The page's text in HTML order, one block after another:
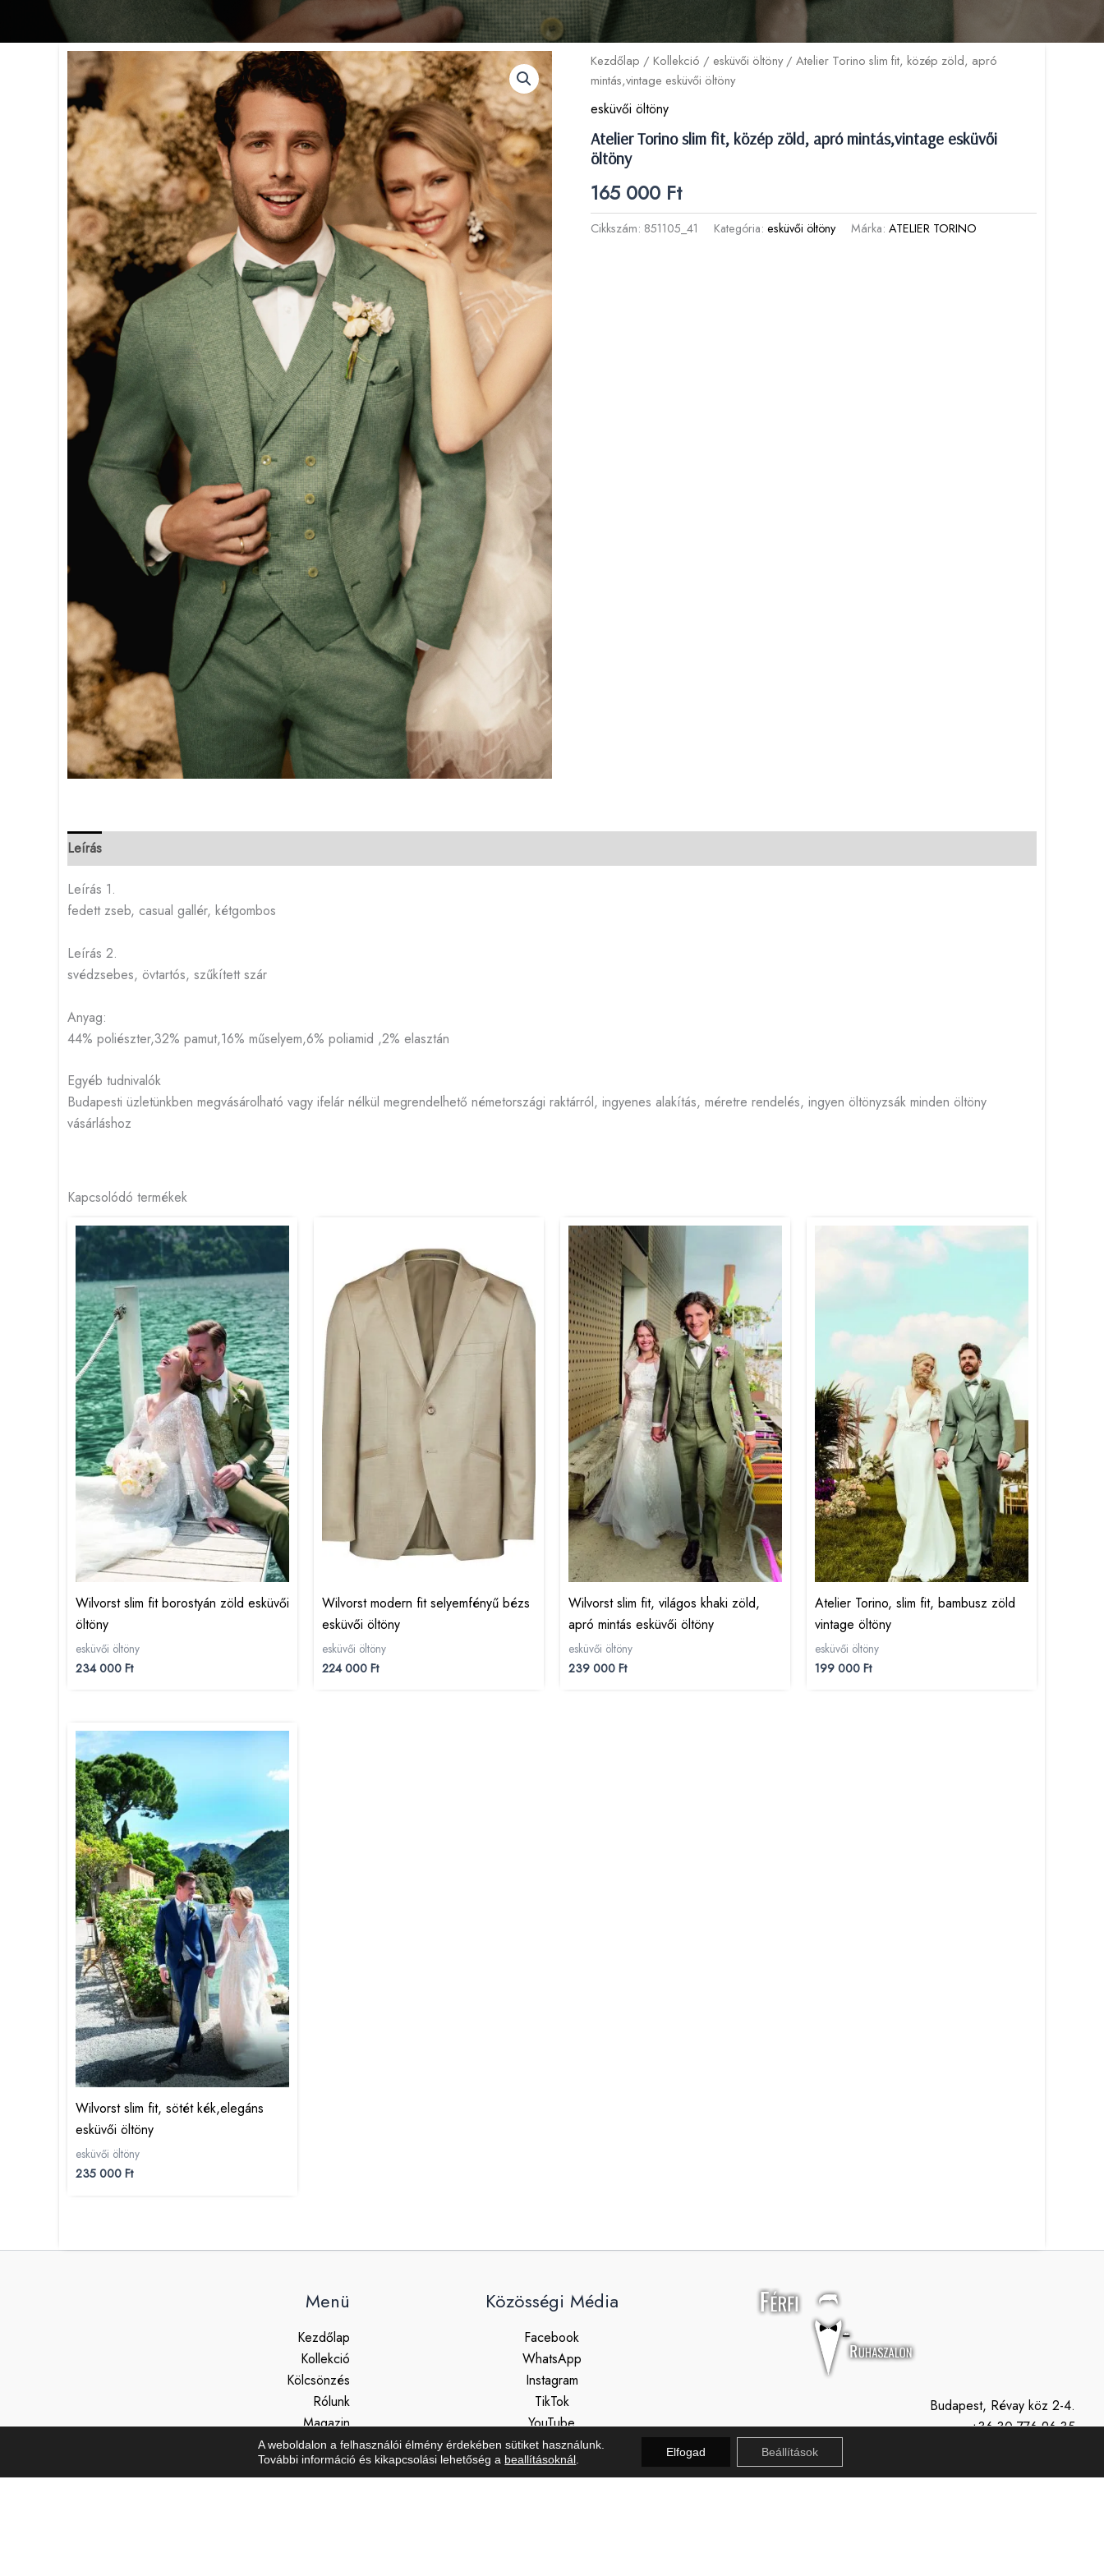
Kezdőlap /Kollekció / esküvői öltöny/ Atelier Torino slim fit, közép zöld, apró
mintás,vintage esküvői öltöny
esküvői öltöny
Atelier Torino slim fit, közép zöld, apró mintás,vintage esküvői
öltöny
165 000 Ft
Cikkszám: 851105_41 Kategória:esküvői öltöny Márka:ATELIER TORINO
Leírás
Leírás 1.
fedett zseb, casual gallér, kétgombos
Leírás 2.
svédzsebes, övtartós, szűkített szár
Anyag:
44% poliészter,32% pamut,16% műselyem,6% poliamid ,2% elasztán
Egyéb tudnivalók
Budapesti üzletünkben megvásárolható vagy ifelár nélkül megrendelhető németországi raktárról, ingyenes alakítás, méretre rendelés, ingyen öltönyzsák minden öltöny
vásárláshoz
Kapcsolódó termékek
Wilvorst slim fit borostyán zöld esküvői
öltöny
esküvői öltöny
234 000 Ft
Wilvorst modern fit selyemfényű bézs
esküvői öltöny
esküvői öltöny
224 000 Ft
Wilvorst slim fit, világos khaki zöld,
apró mintás esküvői öltöny
esküvői öltöny
239 000 Ft
Atelier Torino, slim fit, bambusz zöld
vintage öltöny
esküvői öltöny
199 000 Ft
Wilvorst slim fit, sötét kék,elegáns
esküvői öltöny
esküvői öltöny
235 000 Ft
Menü
Kezdőlap
Kollekció
Kölcsönzés
Rólunk
Magazin
Dress code
Kapcsolat
Közösségi Média
Facebook
WhatsApp
Instagram
TikTok
YouTube
Budapest, Révay köz 2-4.
+36 30 776 96 35
A weboldalon a felhasználói élmény érdekében sütiket használunk.
További információ és kikapcsolási lehetőség a beallításoknál
Elfogad Beállítások